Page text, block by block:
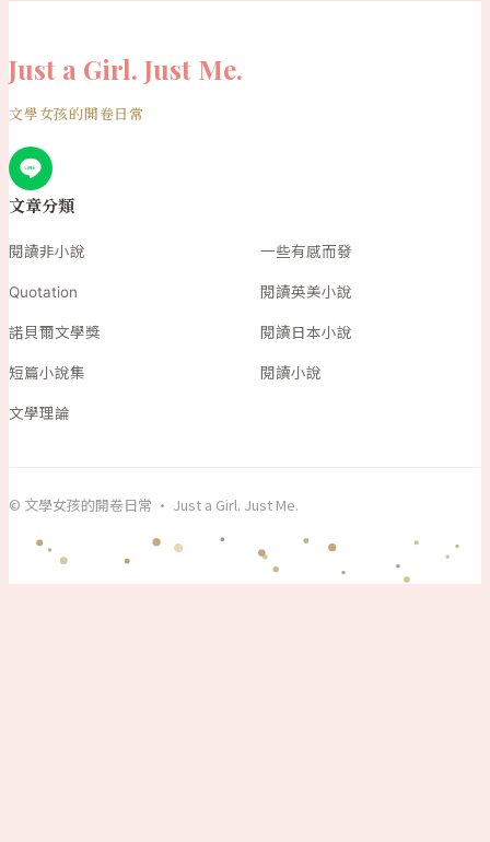
Just a Girl. Just Me.
文學女孩的開卷日常
文章分類
閱讀非小說 一些有感而發
Quotation 閱讀英美小說
諾貝爾文學獎 閱讀日本小說
短篇小說集 閱讀小說
文學理論
© 文學女孩的開卷日常 · Just a Girl. Just Me.